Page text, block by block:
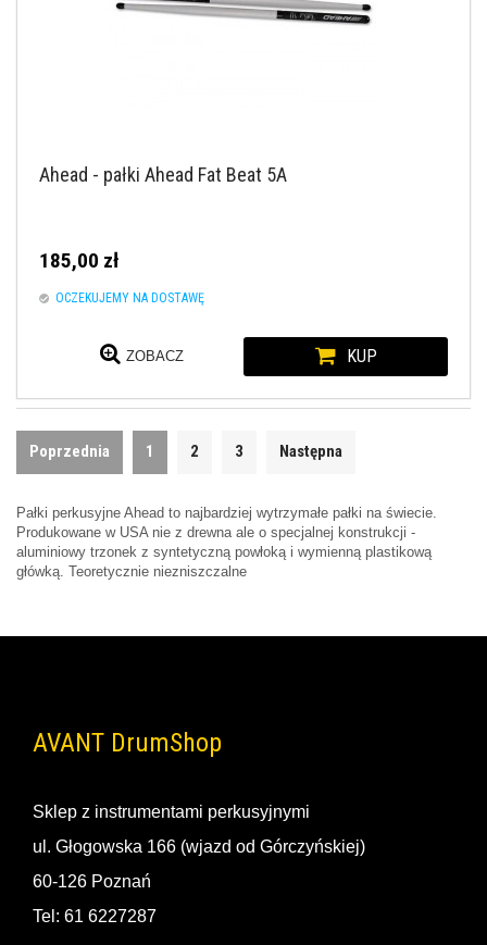
Ahead - pałki Ahead Fat Beat 5A
185,00 zł
OCZEKUJEMY NA DOSTAWĘ
ZOBACZ KUP
Poprzednia 1 2 3 Następna
Pałki perkusyjne Ahead to najbardziej wytrzymałe pałki na świecie.
Produkowane w USA nie z drewna ale o specjalnej konstrukcji -
aluminiowy trzonek z syntetyczną powłoką i wymienną plastikową
główką. Teoretycznie niezniszczalne
AVANT DrumShop
Sklep z instrumentami perkusyjnymi
ul. Głogowska 166 (wjazd od Górczyńskiej)
60-126 Poznań
Tel: 61 6227287